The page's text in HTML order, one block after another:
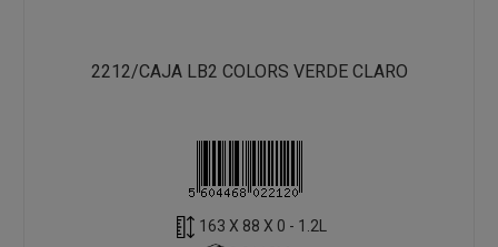
2212/CAJA LB2 COLORS VERDE CLARO
163 X 88 X 0 - 1.2L